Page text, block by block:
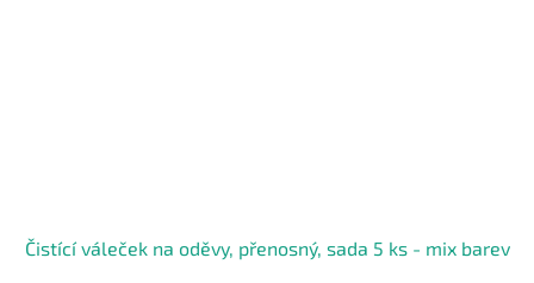
Čistící váleček na oděvy, přenosný, sada 5 ks - mix barev